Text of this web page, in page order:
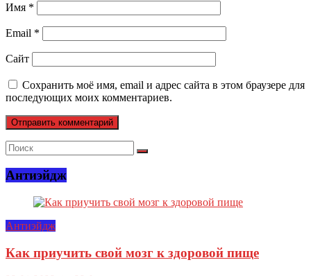
Имя *
Email *
Сайт
Сохранить моё имя, email и адрес сайта в этом браузере для
последующих моих комментариев.
Антиэйдж
Антиэйдж
Как приучить свой мозг к здоровой пище